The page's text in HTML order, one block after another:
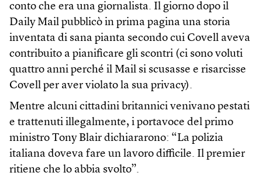
conto che era una giornalista. Il giorno dopo il
Daily Mail pubblicò in prima pagina una storia
inventata di sana pianta secondo cui Covell aveva
contribuito a pianificare gli scontri (ci sono voluti
quattro anni perché il Mail si scusasse e risarcisse
Covell per aver violato la sua privacy).
Mentre alcuni cittadini britannici venivano pestati
e trattenuti illegalmente, i portavoce del primo
ministro Tony Blair dichiararono: “La polizia
italiana doveva fare un lavoro difficile. Il premier
ritiene che lo abbia svolto”.